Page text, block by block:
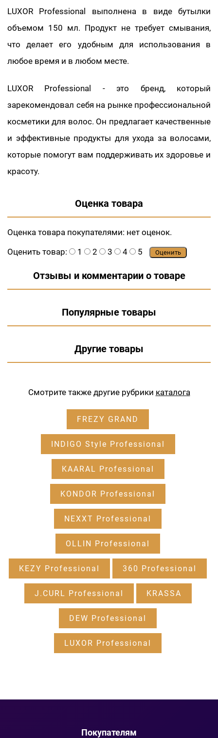
LUXOR Professional выполнена в виде бутылки
объемом 150 мл. Продукт не требует смывания,
что делает его удобным для использования в
любое время и в любом месте.
LUXOR Professional - это бренд, который
зарекомендовал себя на рынке профессиональной
косметики для волос. Он предлагает качественные
и эффективные продукты для ухода за волосами,
которые помогут вам поддерживать их здоровье и
красоту.
Оценка товара
Оценка товара покупателями: нет оценок.
Оценить товар:
1 2 3 4 5 Оценить
Отзывы и комментарии о товаре
Популярные товары
Другие товары
Смотрите также другие рубрики каталога
FREZY GRAND
INDIGO Style Professional
KAARAL Professional
KONDOR Professional
NEXXT Professional
OLLIN Professional
KEZY Professional 360 Professional
J.CURL Professional KRASSA
DEW Professional
LUXOR Professional
Покупателям